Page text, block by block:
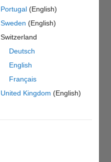
Portugal(English)
Sweden (English)
Switzerland
Deutsch
English
Français
United Kingdom (English)